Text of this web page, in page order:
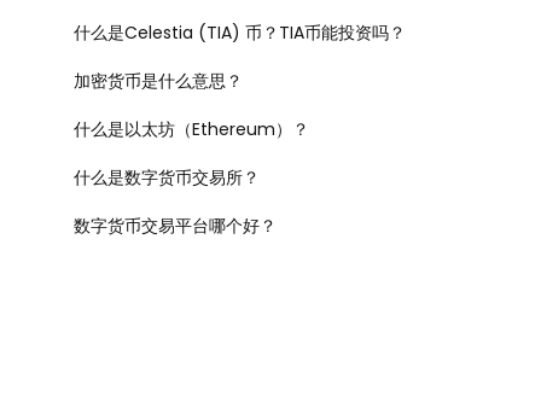
什么是Celestia (TIA) 币？TIA币能投资吗？
加密货币是什么意思？
什么是以太坊（Ethereum）？
什么是数字货币交易所？
数字货币交易平台哪个好？